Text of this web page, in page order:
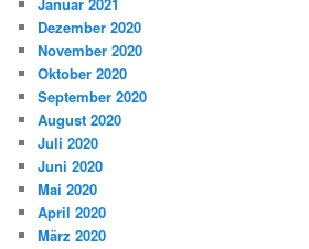
Dezember 2020
November 2020
Oktober 2020
September 2020
August 2020
Juli 2020
Juni 2020
Mai 2020
April 2020
März 2020